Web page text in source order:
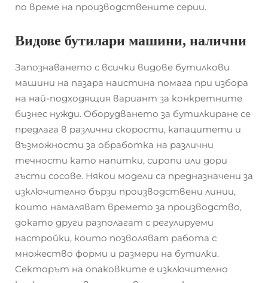
по време на производствените серии.
Видове бутилари машини, налични
Запознаването с всички видове бутилкови
машини на пазара наистина помага при избора
на най-подходящия вариант за конкретните
бизнес нужди. Оборудването за бутилкиране се
предлага в различни скорости, капацитети и
възможности за обработка на различни
течности като напитки, сиропи или дори
гъсти сосове. Някои модели са предназначени за
изключително бързи производствени линии,
които намаляват времето за производство,
докато други разполагат с регулируеми
настройки, които позволяват работа с
множество форми и размери на бутилки.
Секторът на опаковките е изключително